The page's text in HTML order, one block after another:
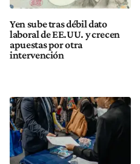
Yen sube tras débil dato
laboral de EE.UU. y crecen
apuestas por otra
intervención